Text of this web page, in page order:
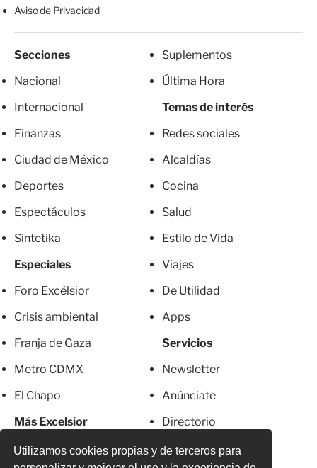
Utilizamos cookies propias y de terceros para
Aviso de Privacidad
Secciones
Nacional
Internacional
Finanzas
Ciudad de México
Deportes
Espectáculos
Sintetika
Especiales
Foro Excélsior
Crisis ambiental
Franja de Gaza
Metro CDMX
El Chapo
Más Excelsior
Mujeres
Suplementos
Última Hora
Temas de interés
Redes sociales
Alcaldías
Cocina
Salud
Estilo de Vida
Viajes
De Utilidad
Apps
Servicios
Newsletter
Anúnciate
Directorio
Suscripciones